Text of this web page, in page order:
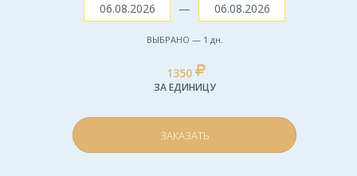
—
ВЫБРАНО — 1 дн.
1350
ЗА ЕДИНИЦУ
ЗАКАЗАТЬ